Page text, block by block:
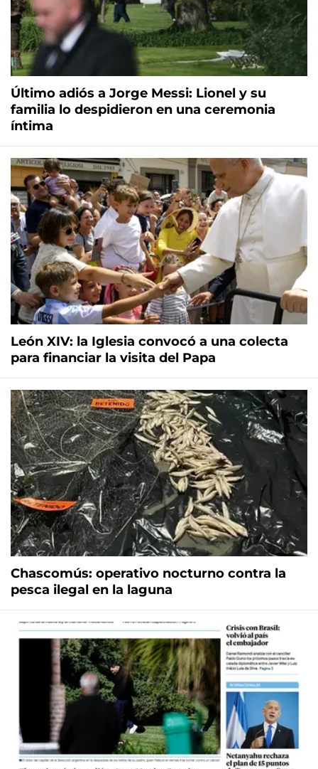
Último adiós a Jorge Messi: Lionel y su
familia lo despidieron en una ceremonia
íntima
León XIV: la Iglesia convocó a una colecta
para financiar la visita del Papa
Chascomús: operativo nocturno contra la
pesca ilegal en la laguna